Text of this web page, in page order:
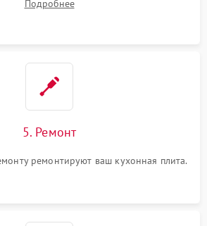
Подробнее
5. Ремонт
ремонтируют ваш кухонная плита.